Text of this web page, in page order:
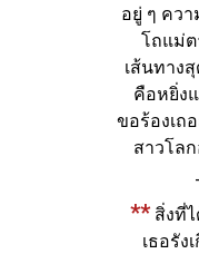
อยู่ ๆ ควา
โถแม่ต
เส้นทาง
คือหยิ่ง
ขอร้องเถ
สาวโล
**สิ่งที่ไ
เธอรัง